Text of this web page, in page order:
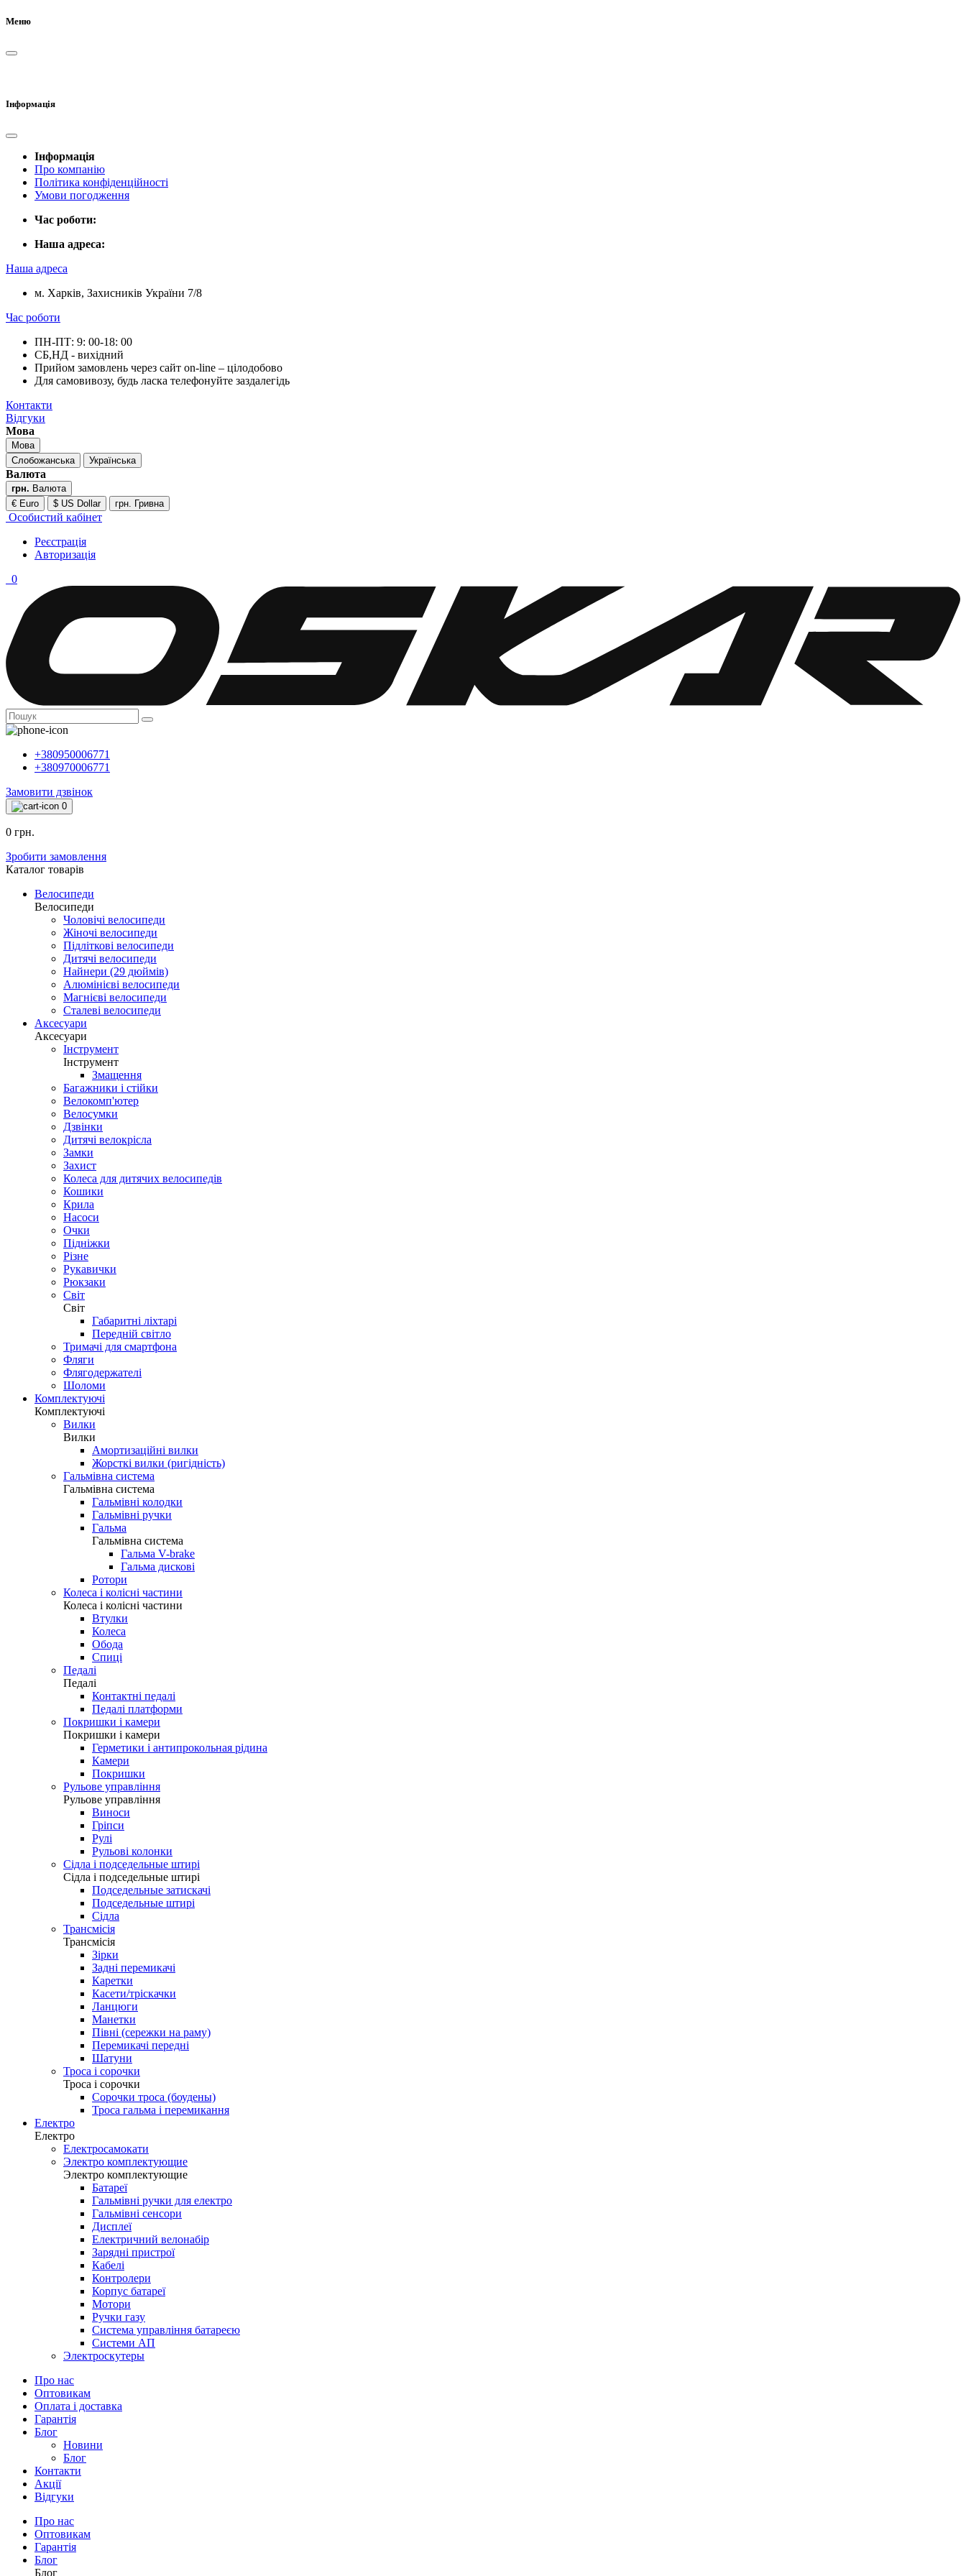
Меню
Інформація
Інформація
Про компанію
Політика конфіденційності
Умови погодження
Час роботи:
Наша адреса:
Наша адреса
м. Харків, Захисників України 7/8
Час роботи
ПН-ПТ: 9: 00-18: 00
СБ,НД - вихідний
Прийом замовлень через сайт on-line – цілодобово
Для самовивозу, будь ласка телефонуйте заздалегідь
Контакти
Відгуки
Мова
Мова
Слобожанська
Українська
Валюта
грн. Валюта
€ Euro
$ US Dollar грн. Гривна
Особистий кабінет
Реєстрація
Авторизація
0
+380950006771
+380970006771
Замовити дзвінок
0
0 грн.
Зробити замовлення
Каталог товарiв
Велосипеди
Велосипеди
Чоловічі велосипеди
Жіночі велосипеди
Підліткові велосипеди
Дитячі велосипеди
Найнери (29 дюймів)
Алюмінієві велосипеди
Магнієві велосипеди
Сталеві велосипеди
Аксесуари
Аксесуари
Інструмент
Інструмент
Змащення
Багажники і стійки
Велокомп'ютер
Велосумки
Дзвінки
Дитячі велокрісла
Замки
Захист
Колеса для дитячих велосипедів
Кошики
Крила
Насоси
Очки
Підніжки
Різне
Рукавички
Рюкзаки
Світ
Світ
Габаритні ліхтарі
Передній світло
Тримачі для смартфона
Фляги
Флягодержателі
Шоломи
Комплектуючі
Комплектуючі
Вилки
Вилки
Амортизаційні вилки
Жорсткі вилки (ригідність)
Гальмівна система
Гальмівна система
Гальмівні колодки
Гальмівні ручки
Гальма
Гальмівна система
Гальма V-brake
Гальма дискові
Ротори
Колеса і колісні частини
Колеса і колісні частини
Втулки
Колеса
Обода
Спиці
Педалі
Педалі
Контактні педалі
Педалі платформи
Покришки і камери
Покришки і камери
Герметики і антипрокольная рідина
Камери
Покришки
Рульове управління
Рульове управління
Виноси
Гріпси
Рулі
Рульові колонки
Сідла і подседельные штирі
Сідла і подседельные штирі
Подседельные затискачі
Подседельные штирі
Сідла
Трансмісія
Трансмісія
Зірки
Задні перемикачі
Каретки
Касети/тріскачки
Ланцюги
Манетки
Півні (сережки на раму)
Перемикачі передні
Шатуни
Троса і сорочки
Троса і сорочки
Сорочки троса (боудены)
Троса гальма і перемикання
Електро
Електро
Електросамокати
Электро комплектующие
Электро комплектующие
Батареї
Гальмівні ручки для електро
Гальмівні сенсори
Дисплеї
Електричний велонабір
Зарядні пристрої
Кабелі
Контролери
Корпус батареї
Мотори
Ручки газу
Система управління батареєю
Системи АП
Электроскутеры
Про нас
Оптовикам
Оплата і доставка
Гарантія
Блог
Новини
Блог
Контакти
Акції
Відгуки
Про нас
Оптовикам
Гарантія
Блог
Блог